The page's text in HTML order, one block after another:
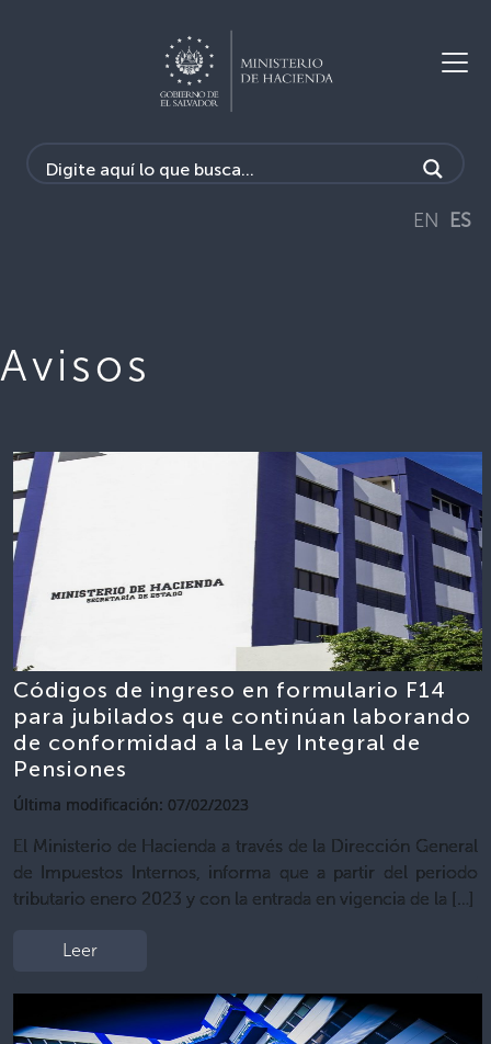
EN ES
Avisos
Códigos de ingreso en formulario F14
para jubilados que continúan laborando
de conformidad a la Ley Integral de
Pensiones
Última modificación: 07/02/2023
El Ministerio de Hacienda a través de la Dirección General
de Impuestos Internos, informa que a partir del periodo
tributario enero 2023 y con la entrada en vigencia de la […]
Leer